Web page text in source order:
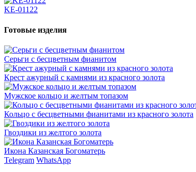
KЕ-01122
Готовые изделия
Серьги с бесцветным фианитом
Крест ажурный с камнями из красного золота
Мужское кольцо и желтым топазом
Кольцо с бесцветными фианитами из красного золота
Гвоздики из желтого золота
Икона Казанская Богоматерь
Telegram WhatsApp